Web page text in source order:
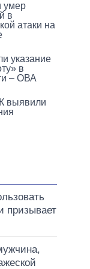
умер
в
атаки на
указание
в
– ОВА
выявили
призывает